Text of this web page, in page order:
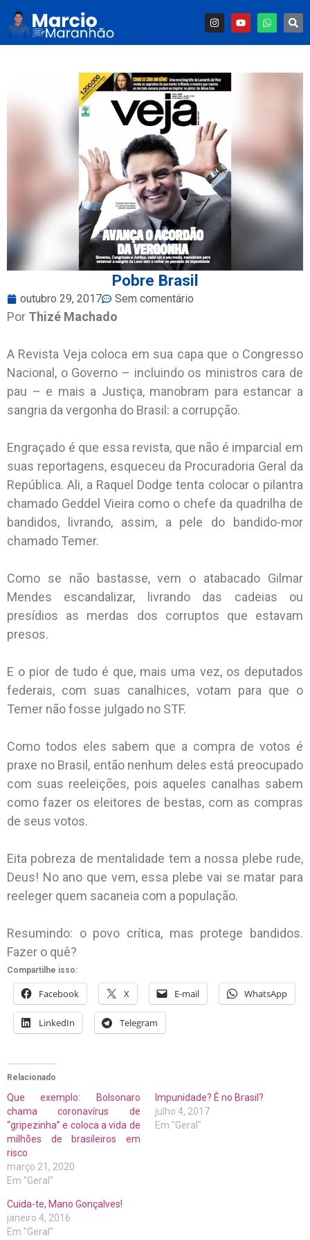
Pobre Brasil
outubro 29, 2017 Sem comentário
Por Thizé Machado
A Revista Veja coloca em sua capa que o Congresso
Nacional, o Governo – incluindo os ministros cara de
pau – e mais a Justiça, manobram para estancar a
sangria da vergonha do Brasil: a corrupção.
Engraçado é que essa revista, que não é imparcial em
suas reportagens, esqueceu da Procuradoria Geral da
República. Ali, a Raquel Dodge tenta colocar o pilantra
chamado Geddel Vieira como o chefe da quadrilha de
bandidos, livrando, assim, a pele do bandido-mor
chamado Temer.
Como se não bastasse, vem o atabacado Gilmar
Mendes escandalizar, livrando das cadeias ou
presídios as merdas dos corruptos que estavam
presos.
E o pior de tudo é que, mais uma vez, os deputados
federais, com suas canalhices, votam para que o
Temer não fosse julgado no STF.
Como todos eles sabem que a compra de votos é
praxe no Brasil, então nenhum deles está preocupado
com suas reeleições, pois aqueles canalhas sabem
como fazer os eleitores de bestas, com as compras
de seus votos.
Eita pobreza de mentalidade tem a nossa plebe rude,
Deus! No ano que vem, essa plebe vai se matar para
reeleger quem sacaneia com a população.
Resumindo: o povo crítica, mas protege bandidos.
Fazer o quê?
Compartilhe isso:
Facebook X E-mail WhatsApp
LinkedIn Telegram
Relacionado
Que exemplo: Bolsonaro
chama coronavírus de
“gripezinha” e coloca a vida de
milhões de brasileiros em
risco
março 21, 2020
Em "Geral"
Impunidade? É no Brasil?
julho 4, 2017
Em "Geral"
Cuida-te, Mano Gonçalves!
janeiro 4, 2016
Em "Geral"